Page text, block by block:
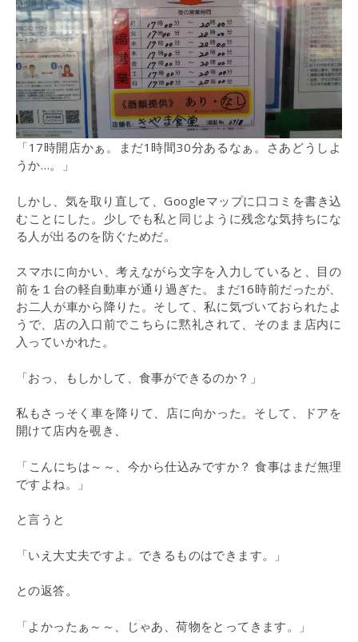
「17時開店かぁ。まだ1時間30分あるなぁ。さあどうしよ
うか…。」
しかし、気を取り直して、Googleマップに口コミを書き込
むことにした。少しでも私と同じように残念な気持ちにな
る人が出るのを防ぐためだ。
スマホに向かい、考えながら文字を入力していると、目の
前を１台の軽自動車が通り過ぎた。まだ16時前だったが、
お二人が車から降りた。そして、私に気づいておられたよ
うで、店の入口前でこちらに黙礼されて、そのまま店内に
入っていかれた。
「おっ、もしかして、食事ができるのか？」
私もさっそく車を降りて、店に向かった。そして、ドアを
開けて店内を覗き、
「こんにちは～～、今から仕込みですか？ 食事はまだ無理
ですよね。」
と言うと
「いえ大丈夫ですよ。できるものはできます。」
との返答。
「よかったぁ～～、じゃあ、荷物をとってきます。」